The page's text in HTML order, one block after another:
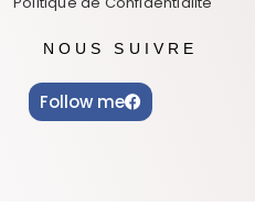
NOUS SUIVRE
Follow me